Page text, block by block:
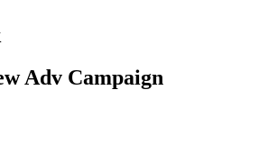
Adv Campaign